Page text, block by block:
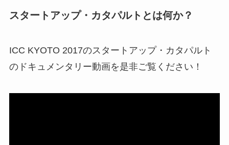
スタートアップ・カタパルトとは何か？
ICC KYOTO 2017のスタートアップ・カタパルト
のドキュメンタリー動画を是非ご覧ください！